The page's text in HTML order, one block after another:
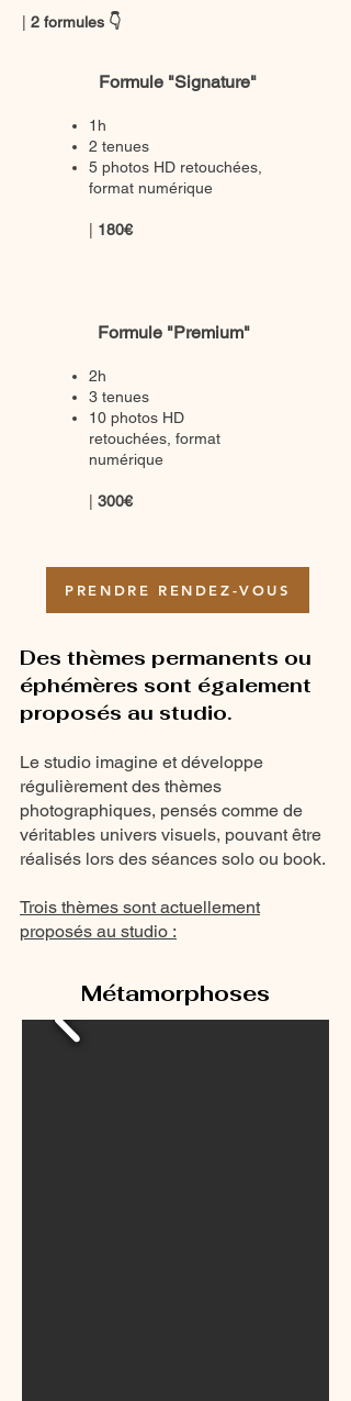
2 formules 👇
Formule "Signature"
1h
2 tenues
5 photos HD retouchées,
format numérique
180€
Formule "Premium"
2h
3 tenues
10 photos HD
retouchées, format
numérique
300€
PRENDRE RENDEZ-VOUS
Des thèmes permanents ou
éphémères sont également
proposés au studio.
Le studio imagine et développe
régulièrement des thèmes
photographiques, pensés comme de
véritables univers visuels, pouvant être
réalisés lors des séances solo ou book.
Trois thèmes sont actuellement
proposés au studio :
Métamorphoses